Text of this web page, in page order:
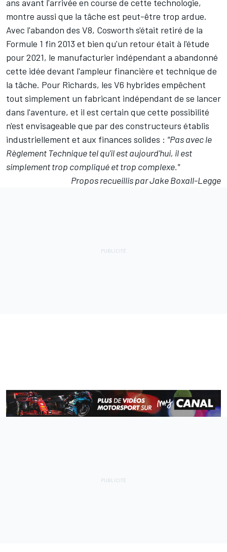
ans avant l'arrivée en course de cette technologie,
montre aussi que la tâche est peut-être trop ardue.
Avec l'abandon des V8, Cosworth s'était retiré de la
Formule 1 fin 2013 et bien qu'un retour était à l'étude
pour 2021, le manufacturier indépendant a abandonné
cette idée devant l'ampleur financière et technique de
la tâche. Pour Richards, les V6 hybrides empêchent
tout simplement un fabricant indépendant de se lancer
dans l'aventure, et il est certain que cette possibilité
n'est envisageable que par des constructeurs établis
industriellement et aux finances solides : "Pas avec le
Règlement Technique tel qu'il est aujourd'hui, il est
simplement trop compliqué et trop complexe."
Propos recueillis par Jake Boxall-Legge